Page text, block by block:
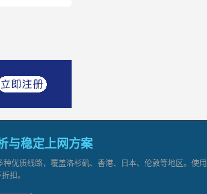
与稳定上网方案
优质线路，覆盖洛杉矶、香港、日本、伦敦等地区。使用
扣。